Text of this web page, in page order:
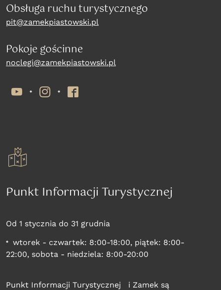
Obsługa ruchu turystycznego
pit@zamekpiastowski.pl
Pokoje gościnne
noclegi@zamekpiastowski.pl
YouTubeInstagramFacebook
Punkt Informacji Turystycznej
Od 1 stycznia do 31 grudnia
wtorek - czwartek: 8:00-18:00, piątek: 8:00-
22:00, sobota - niedziela: 8:00-20:00
Punkt Informacji Turystycznej i Zamek są